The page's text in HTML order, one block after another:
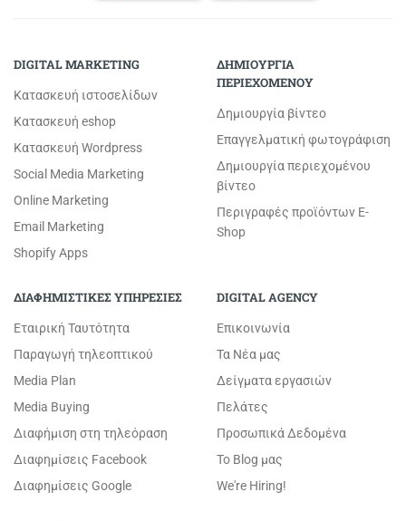
DIGITAL MARKETING
Κατασκευή ιστοσελίδων
Κατασκευή eshop
Κατασκευή Wordpress
Social Media Marketing
Online Marketing
Email Marketing
Shopify Apps
ΔΗΜΙΟΥΡΓΙΑ
ΠΕΡΙΕΧΟΜΕΝΟΥ
Δημιουργία βίντεο
Επαγγελματική φωτογράφιση
Δημιουργία περιεχομένου
βίντεο
Περιγραφές προϊόντων E-
Shop
ΔΙΑΦΗΜΙΣΤΙΚΕΣ ΥΠΗΡΕΣΙΕΣ
Εταιρική Ταυτότητα
Παραγωγή τηλεοπτικού
Media Plan
Media Buying
Διαφήμιση στη τηλεόραση
Διαφημίσεις Facebook
Διαφημίσεις Google
DIGITAL AGENCY
Επικοινωνία
Τα Νέα μας
Δείγματα εργασιών
Πελάτες
Προσωπικά Δεδομένα
Το Blog μας
We're Hiring!